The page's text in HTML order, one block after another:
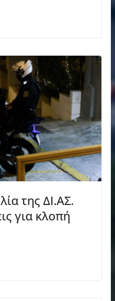
της ΔΙ.ΑΣ.
για κλοπή